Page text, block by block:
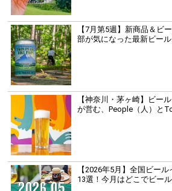
【7月第5週】新商品＆ビ
部が気になった最新ビー
【神奈川・茅ヶ崎】ビー
が営む、People（人）と
【2026年5月】全国ビー
13選！今月はどこでビー